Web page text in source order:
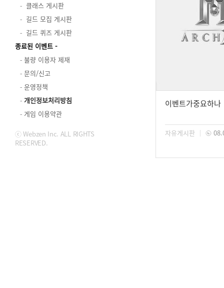
클래스 게시판
길드 모집 게시판
길드 퀴즈 게시판
종료된 이벤트
불량 이용자 제재
문의/신고
운영정책
개인정보처리방침
게임 이용약관
ⓒ Webzen Inc. ALL RIGHTS
RESERVED.
이벤트가중요하나
자유게시판